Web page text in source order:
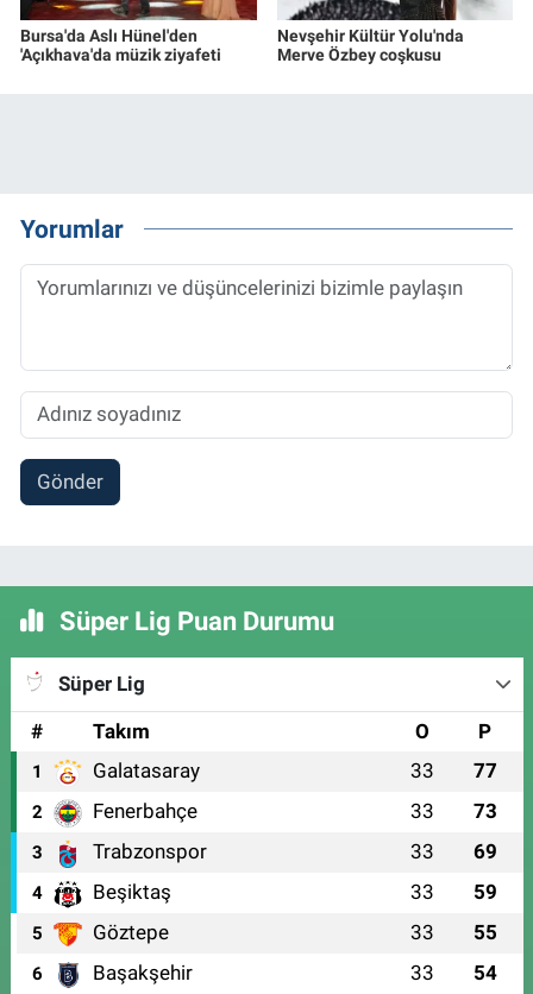
Bursa'da Aslı Hünel'den
'Açıkhava'da müzik ziyafeti
Nevşehir Kültür Yolu'nda
Merve Özbey coşkusu
Yorumlar
Gönder
Süper Lig Puan Durumu
Süper Lig
#
Takım O P
1 Galatasaray 33 77
2 Fenerbahçe 33 73
3 Trabzonspor 33 69
4 Beşiktaş 33 59
5 Göztepe 33 55
6 Başakşehir 33 54